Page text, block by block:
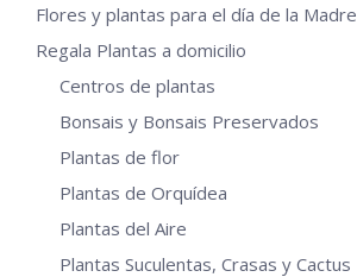
Flores y plantas para el día de la Madre
Regala Plantas a domicilio
Centros de plantas
Bonsais y Bonsais Preservados
Plantas de flor
Plantas de Orquídea
Plantas del Aire
Plantas Suculentas, Crasas y Cactus